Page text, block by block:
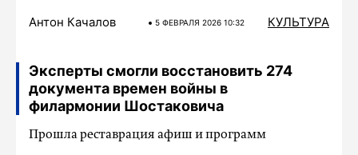
Антон Качалов 5 ФЕВРАЛЯ 2026 10:32 КУЛЬТУРА
Эксперты смогли восстановить 274
документа времен войны в
филармонии Шостаковича
Прошла реставрация афиш и программ